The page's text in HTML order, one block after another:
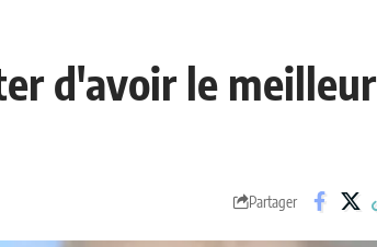
d'avoir le meilleur
Partager